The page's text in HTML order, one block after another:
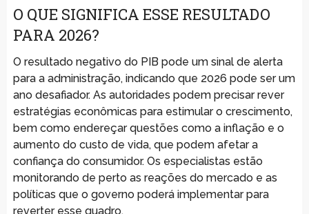
O QUE SIGNIFICA ESSE RESULTADO
PARA 2026?
O resultado negativo do PIB pode um sinal de alerta
para a administração, indicando que 2026 pode ser um
ano desafiador. As autoridades podem precisar rever
estratégias econômicas para estimular o crescimento,
bem como endereçar questões como a inflação e o
aumento do custo de vida, que podem afetar a
confiança do consumidor. Os especialistas estão
monitorando de perto as reações do mercado e as
políticas que o governo poderá implementar para
reverter esse quadro.